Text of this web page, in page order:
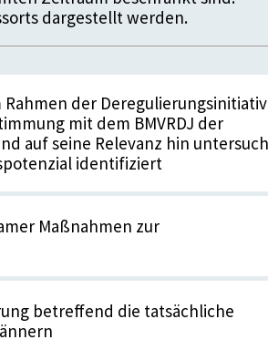
dargestellt werden.
der
mit dem BMVRDJ der
auf seine Relevanz hin
identifiziert
Maßnahmen zur
betreffend die tatsächliche